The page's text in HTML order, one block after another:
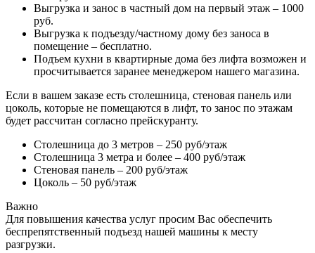
Выгрузка и занос в частный дом на первый этаж – 1000
руб.
Выгрузка к подъезду/частному дому без заноса в
помещение – бесплатно.
Подъем кухни в квартирные дома без лифта возможен и
просчитывается заранее менеджером нашего магазина.
Если в вашем заказе есть столешница, стеновая панель или
цоколь, которые не помещаются в лифт, то занос по этажам
будет рассчитан согласно прейскуранту.
Столешница до 3 метров – 250 руб/этаж
Столешница 3 метра и более – 400 руб/этаж
Стеновая панель – 200 руб/этаж
Цоколь – 50 руб/этаж
Важно
Для повышения качества услуг просим Вас обеспечить
беспрепятственный подъезд нашей машины к месту
разгрузки.